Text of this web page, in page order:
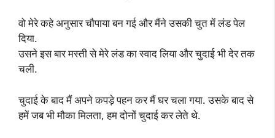
वो मेरे कहे अनुसार चौपाया बन गई और मैंने उसकी चुत में लंड पेल
दिया.
उसने इस बार मस्ती से मेरे लंड का स्वाद लिया और चुदाई भी देर तक
चली.
चुदाई के बाद मैं अपने कपड़े पहन कर मैं घर चला गया. उसके बाद से
हमें जब भी मौका मिलता, हम दोनों चुदाई कर लेते थे.